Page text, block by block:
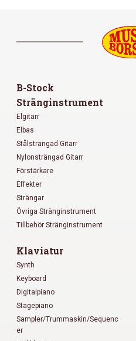
B-Stock
Stränginstrument
Elgitarr
Elbas
Stålsträngad Gitarr
Nylonsträngad Gitarr
Förstärkare
Effekter
Strängar
Övriga Stränginstrument
Tillbehör Stränginstrument
Klaviatur
Synth
Keyboard
Digitalpiano
Stagepiano
Sampler/Trummaskin/Sequenc
er